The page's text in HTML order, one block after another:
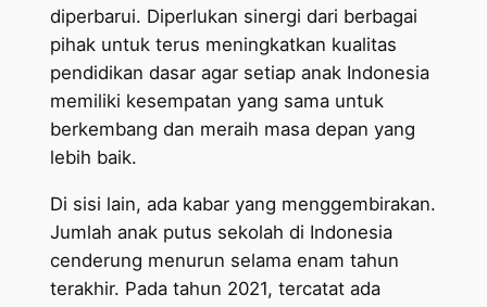
diperbarui. Diperlukan sinergi dari berbagai
pihak untuk terus meningkatkan kualitas
pendidikan dasar agar setiap anak Indonesia
memiliki kesempatan yang sama untuk
berkembang dan meraih masa depan yang
lebih baik.
Di sisi lain, ada kabar yang menggembirakan.
Jumlah anak putus sekolah di Indonesia
cenderung menurun selama enam tahun
terakhir. Pada tahun 2021, tercatat ada